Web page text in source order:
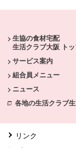
生協の食材宅配
生活クラブ大阪 ト
サービス案内
組合員メニュー
ニュース
各地の生活クラブ
リンク